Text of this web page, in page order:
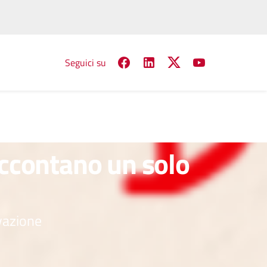
Seguici su
un solo